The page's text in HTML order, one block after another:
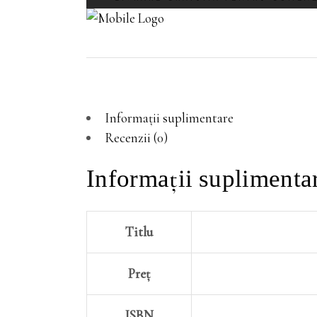
Informații suplimentare
Recenzii (0)
Informații
Titlu
Preț